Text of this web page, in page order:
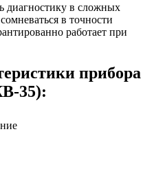
диагностику в сложных
в точности
работает при
прибора
35):